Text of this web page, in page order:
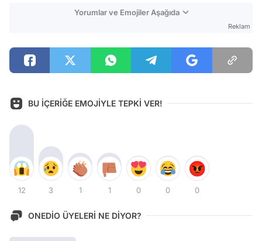
Yorumlar ve Emojiler Aşağıda
Reklam
BU İÇERİĞE EMOJİYLE TEPKİ VER!
12 3 1 1 0 0 0
ONEDİO ÜYELERİ NE DİYOR?